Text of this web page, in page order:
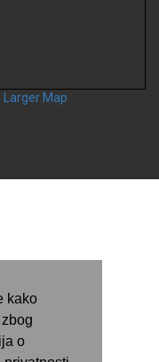
kako
o
Larger Map